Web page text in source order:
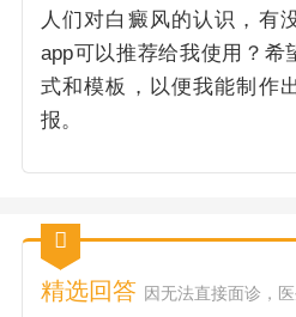
人们对白癜风的认识，有
app可以推荐给我使用？希
式和模板，以便我能制作
报。
精选回答 因无法直接面诊，